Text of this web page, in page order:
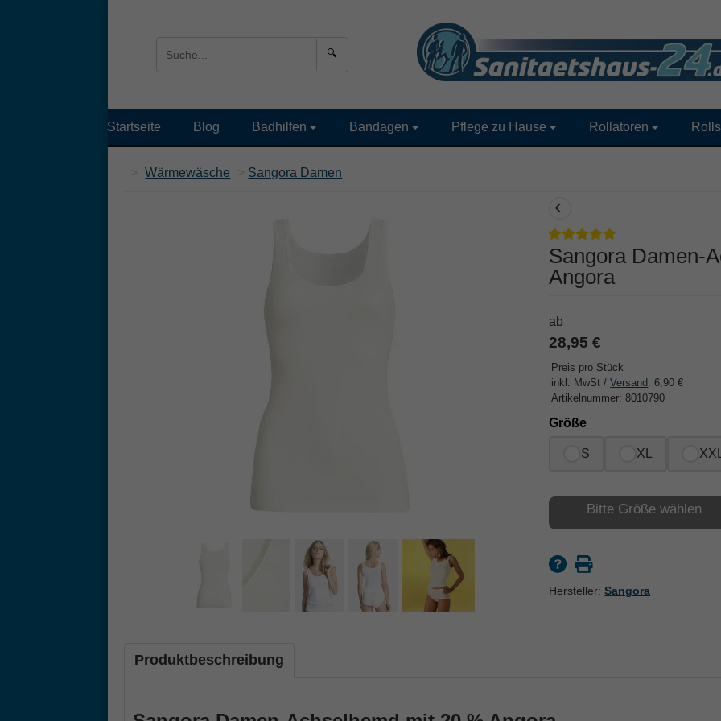
🔍
Startseite Blog Badhilfen Bandagen Pflege zu Hause Rollatoren
Wärmewäsche Sangora Damen
Sangora Damen-
Angora
ab
28,95 €
Preis pro Stück
inkl. MwSt /Versand: 6,90 €
Artikelnummer: 8010790
Größe
S XL
Bitte Größe wählen
Hersteller:Sangora
Produktbeschreibung